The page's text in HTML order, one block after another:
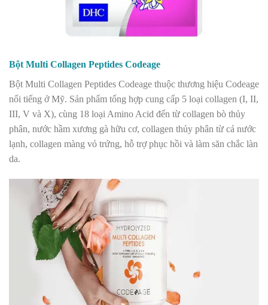
Bột Multi Collagen Peptides Codeage
Bột Multi Collagen Peptides Codeage thuộc thương hiệu Codeage
nổi tiếng ở Mỹ. Sản phẩm tổng hợp cung cấp 5 loại collagen (I, II,
III, V và X), cùng 18 loại Amino Acid đến từ collagen bò thủy
phân, nước hầm xương gà hữu cơ, collagen thủy phân từ cá nước
lạnh, collagen màng vỏ trứng, hỗ trợ phục hồi và làm săn chắc làn
da.